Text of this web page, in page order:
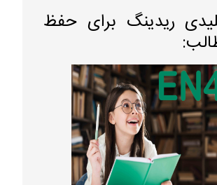
ریدینگ برای حفظ